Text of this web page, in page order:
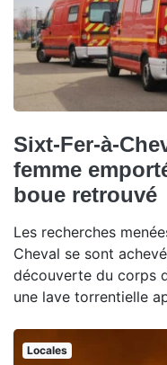
Sixt-Fer-à-
femme
boue retrouvé
Les recherches
Cheval se sont
découverte du corps
une lave torrentielle
Locales